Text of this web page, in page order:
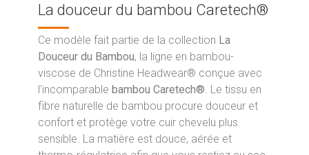
La douceur du bambou Caretech®
Ce modèle fait partie de la collection La
Douceur du Bambou, la ligne en bambou-
viscose de Christine Headwear® conçue avec
l'incomparable bambou Caretech® . Le tissu en
fibre naturelle de bambou procure douceur et
confort et protège votre cuir chevelu plus
sensible. La matière est douce, aérée et